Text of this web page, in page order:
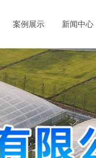
案例展示 新闻中心